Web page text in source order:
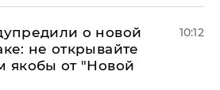
о новой
не открывайте
якобы от "Новой
10:12